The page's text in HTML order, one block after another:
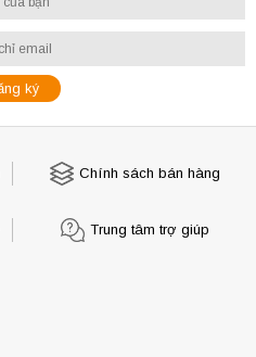
Chính sách bán hàng
Trung tâm trợ giúp